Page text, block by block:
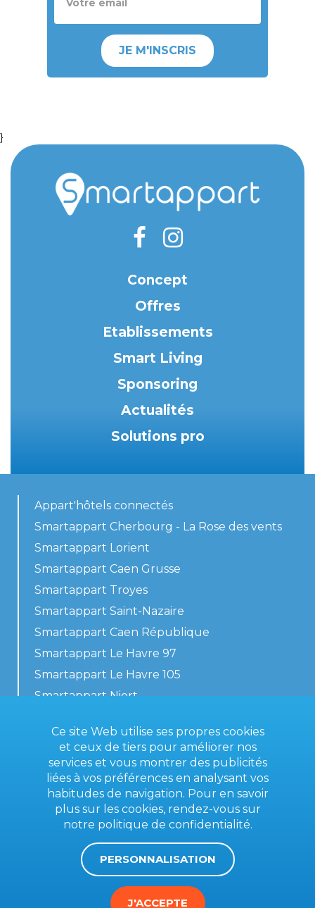
JE M'INSCRIS
}
Concept
Offres
Etablissements
Smart Living
Sponsoring
Actualités
Solutions pro
Appart'hôtels connectés
Smartappart Cherbourg - La Rose des vents
Smartappart Lorient
Smartappart Caen Grusse
Smartappart Troyes
Smartappart Saint-Nazaire
Smartappart Caen République
Smartappart Le Havre 97
Smartappart Le Havre 105
Smartappart Niort
Contactez-nous
Conditions générales
Mentions légales
Ce site Web utilise ses propres cookies
et ceux de tiers pour améliorer nos
services et vous montrer des publicités
liées à vos préférences en analysant vos
habitudes de navigation. Pour en savoir
plus sur les cookies, rendez-vous sur
notre politique de confidentialité.
PERSONNALISATION
J'ACCEPTE